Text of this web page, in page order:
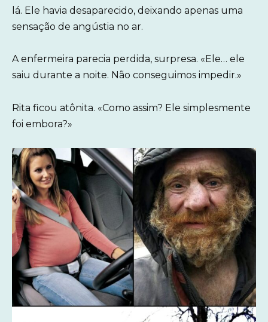
lá. Ele havia desaparecido, deixando apenas uma
sensação de angústia no ar.
A enfermeira parecia perdida, surpresa. «Ele… ele
saiu durante a noite. Não conseguimos impedir.»
Rita ficou atônita. «Como assim? Ele simplesmente
foi embora?»